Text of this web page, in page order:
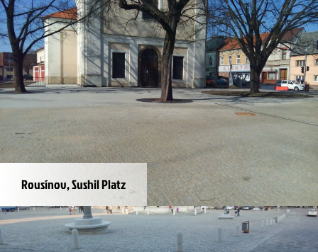
Ostrava, The Orchard
Rousínov, Sushil Platz